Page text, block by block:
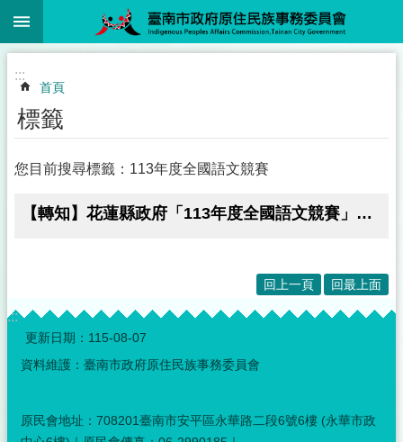
跳到主要內容區塊
:::
首頁
標籤
您目前搜尋標籤：113年度全國語文競賽
【轉知】花蓮縣政府「113年度全國語文競賽」競賽網站
回上一頁 回最上面
:::
更新日期： 115-08-07
資料維護：臺南市政府原住民族事務委員會
原民會地址：708201臺南市安平區永華路二段6號6樓 (永華市政